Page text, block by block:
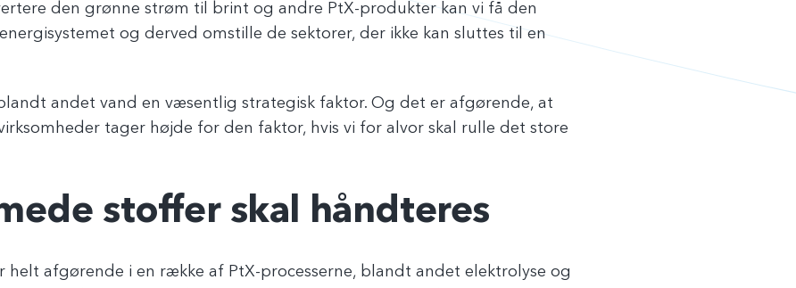
den grønne strøm til brint og andre PtX-produkter kan vi få den
og derved omstille de sektorer, der ikke kan sluttes til en
andet vand en væsentlig strategisk faktor. Og det er afgørende, at
tager højde for den faktor, hvis vi for alvor skal rulle det store
stoffer skal håndteres
helt afgørende i en række af PtX-processerne, blandt andet elektrolyse og